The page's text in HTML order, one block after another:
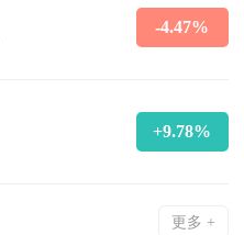
-4.47%
+9.78%
更多 +